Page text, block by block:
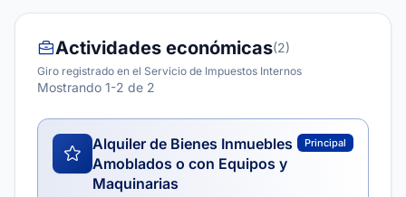
Actividades económicas(2)
Giro registrado en el Servicio de Impuestos Internos
Mostrando 1-2 de 2
Alquiler de Bienes Inmuebles
Amoblados o con Equipos y
Maquinarias
Principal